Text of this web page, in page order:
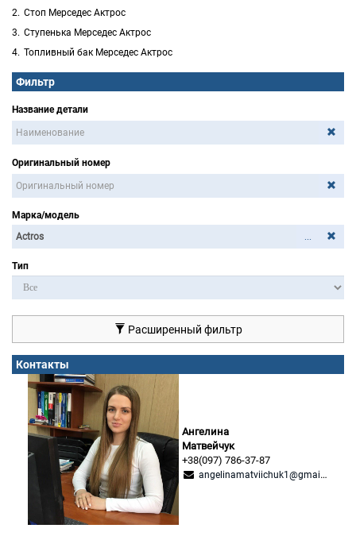
Стоп Мерседес Актрос
Ступенька Мерседес Актрос
Топливный бак Мерседес Актрос
Фильтр
Название детали
Оригинальный номер
Марка/модель
...
Тип
Расширенный фильтр
Контакты
Ангелина
Матвейчук
+38(097) 786-37-87
angelinamatviichuk1@gmail.com